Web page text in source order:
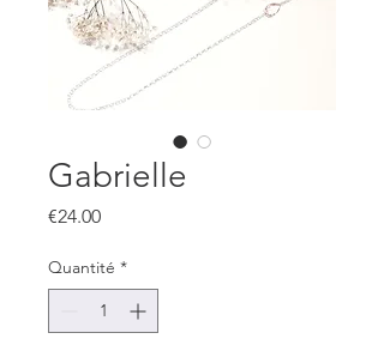
Gabrielle
€24.00Prix
Quantité *